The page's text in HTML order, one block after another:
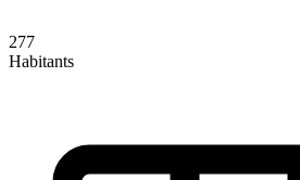
277
Habitants